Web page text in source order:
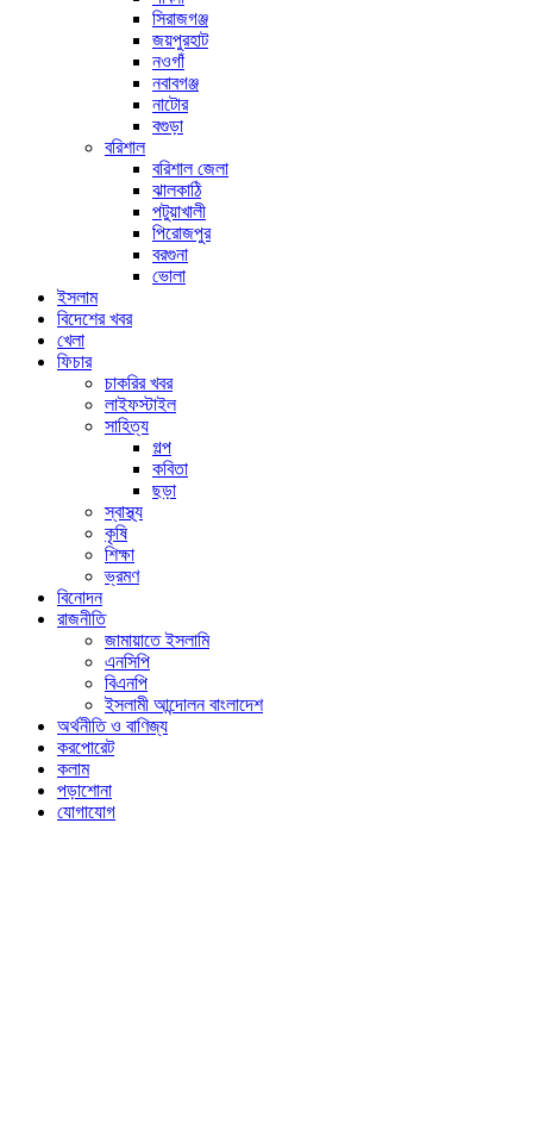
সিরাজগঞ্জ
জয়পুরহাট
নওগাঁ
নবাবগঞ্জ
নাটোর
বগুড়া
বরিশাল
বরিশাল জেলা
ঝালকাঠি
পটুয়াখালী
পিরোজপুর
বরগুনা
ভোলা
ইসলাম
বিদেশের খবর
খেলা
ফিচার
চাকরির খবর
লাইফস্টাইল
সাহিত্য
গল্প
কবিতা
ছড়া
স্বাস্থ্য
কৃষি
শিক্ষা
ভ্রমণ
বিনোদন
রাজনীতি
জামায়াতে ইসলামি
এনসিপি
বিএনপি
ইসলামী আন্দোলন বাংলাদেশ
অর্থনীতি ও বাণিজ্য
করপোরেট
কলাম
পড়াশোনা
যোগাযোগ